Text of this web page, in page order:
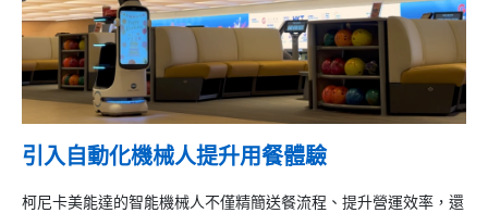
引入自動化機械人提升用餐體驗
柯尼卡美能達的智能機械人不僅精簡送餐流程、提升營運效率， 還